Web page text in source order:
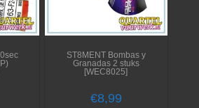
ST8MENT Bombas y
Granadas 2 stuks
[WEC8025]
€8,99